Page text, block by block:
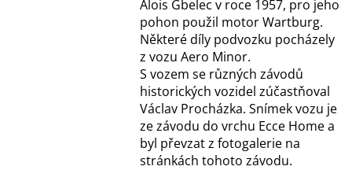
Alois Gbelec v roce 1957, pro jeho
pohon použil motor Wartburg.
Některé díly podvozku pocházely
z vozu Aero Minor.
S vozem se různých závodů
historických vozidel zúčastňoval
Václav Procházka. Snímek vozu je
ze závodu do vrchu Ecce Home a
byl převzat z fotogalerie na
stránkách tohoto závodu.